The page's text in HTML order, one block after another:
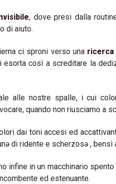
, dove presi dalla
di aiuto.
ci sproni verso unaricerca
esorta così a screditare la
alle nostre spalle, i cui
quando non riusciamo a
dai toni accesi ed
di ridente e scherzosə ,
infine in un macchinario
ed estenuante.